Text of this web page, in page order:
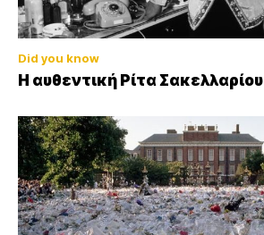
Did you know
Η αυθεντική Ρίτα Σακελλαρίου